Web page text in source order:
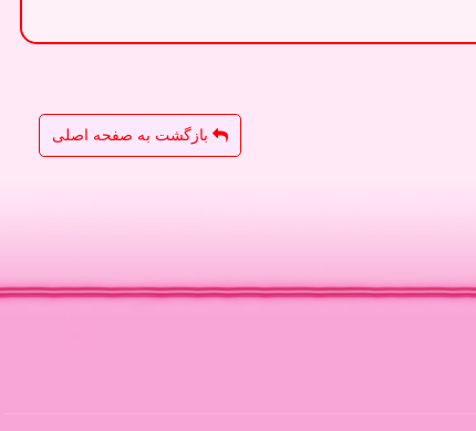
بازگشت به صفحه اصلی